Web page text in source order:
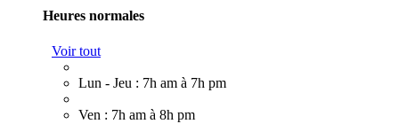
Heures normales
Voir tout
Lun - Jeu : 7h am à 7h pm
Ven : 7h am à 8h pm